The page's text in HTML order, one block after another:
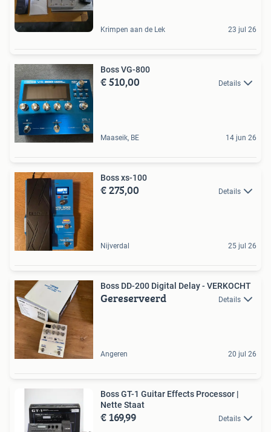
Krimpen aan de Lek 23 jul 26
Boss VG-800
€ 510,00 Details
Maaseik, BE 14 jun 26
Boss xs-100
€ 275,00 Details
Nijverdal 25 jul 26
Boss DD-200 Digital Delay - VERKOCHT
Gereserveerd Details
Angeren 20 jul 26
Boss GT-1 Guitar Effects Processor |
Nette Staat
€ 169,99 Details